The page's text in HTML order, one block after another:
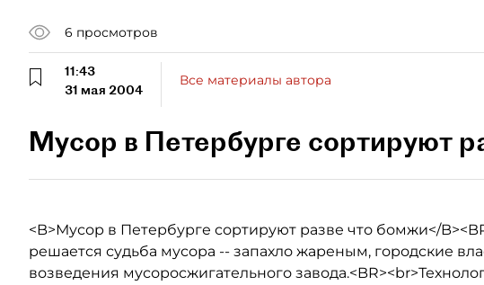
6 просмотров
11:43
31 мая 2004
Все материалы автора
Мусор в Петербурге сортируют
<B>Мусор в Петербурге сортируют разве что бомжи</
решается судьба мусора -- запахло жареным, городские
возведения мусоросжигательного